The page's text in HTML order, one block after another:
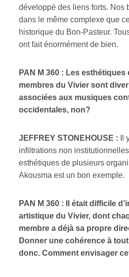
développé des liens forts. Nos
dans le même complexe que
historique du Bon-Pasteur.
ont fait énormément de bien.
PAN M 360 : Les
membres du Vivier sont
associées aux musiques
occidentales, non?
JEFFREY STONEHOUSE : Il
infiltrations non
esthétiques de plusieurs
Akousma est un bon exemple.
PAN M 360 : Il était difficile
artistique du Vivier, dont
membre a déjà sa propre
Donner une cohérence à
donc. Comment envisager